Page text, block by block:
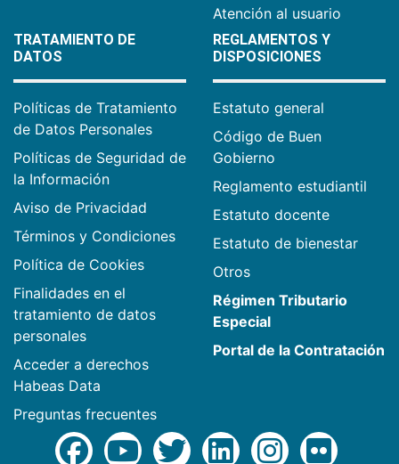
Atención al usuario
TRATAMIENTO DE
DATOS
Políticas de Tratamiento
de Datos Personales
Políticas de Seguridad de
la Información
Aviso de Privacidad
Términos y Condiciones
Política de Cookies
Finalidades en el
tratamiento de datos
personales
Acceder a derechos
Habeas Data
Preguntas frecuentes
REGLAMENTOS Y
DISPOSICIONES
Estatuto general
Código de Buen
Gobierno
Reglamento estudiantil
Estatuto docente
Estatuto de bienestar
Otros
Régimen Tributario
Especial
Portal de la Contratación